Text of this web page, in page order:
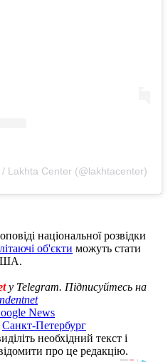
Lakhta Center (@lakhtacenter)
національної розвідки
об'єкти можуть стати
у Telegram. Підписуйтесь на
News
Санкт-Петербург
необхідний текст і
про це редакцію.